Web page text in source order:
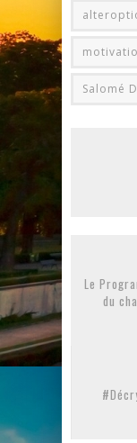
Salomé
Le
du